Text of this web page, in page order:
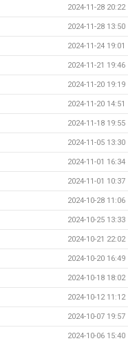
2024-11-28 20:22
2024-11-28 13:50
2024-11-24 19:01
2024-11-21 19:46
2024-11-20 19:19
2024-11-20 14:51
2024-11-18 19:55
2024-11-05 13:30
2024-11-01 16:34
2024-11-01 10:37
2024-10-28 11:06
2024-10-25 13:33
2024-10-21 22:02
2024-10-20 16:49
2024-10-18 18:02
2024-10-12 11:12
2024-10-07 19:57
2024-10-06 15:40